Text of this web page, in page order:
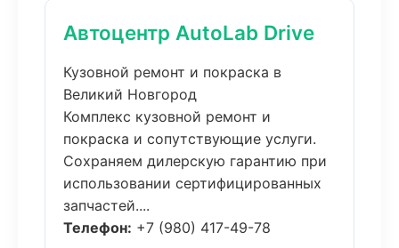
Автоцентр AutoLab Drive
Кузовной ремонт и покраска в
Великий Новгород
Комплекс кузовной ремонт и
покраска и сопутствующие услуги.
Сохраняем дилерскую гарантию при
использовании сертифицированных
запчастей....
Телефон: +7 (980) 417-49-78